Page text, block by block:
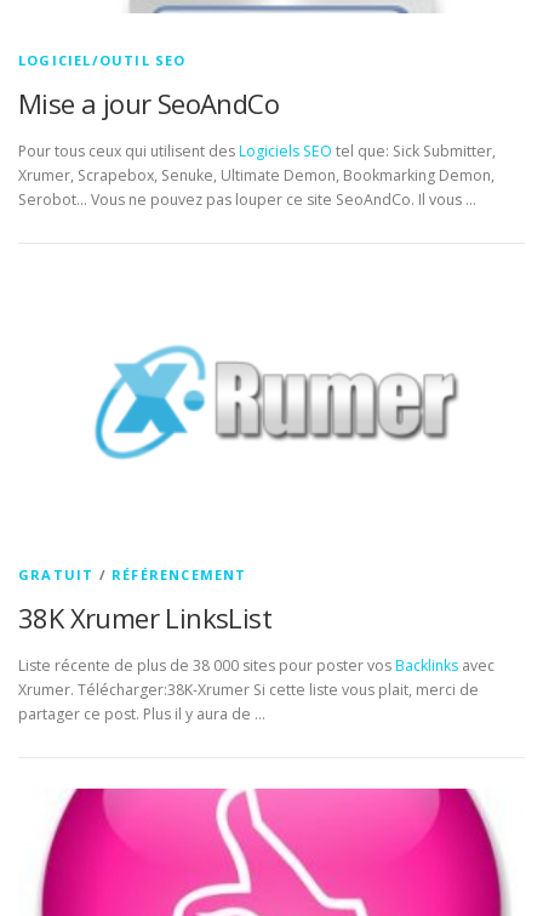
LOGICIEL/OUTIL SEO
Mise a jour SeoAndCo
Pour tous ceux qui utilisent desLogiciels SEO tel que: Sick Submitter,
Xrumer, Scrapebox, Senuke, Ultimate Demon, Bookmarking Demon,
Serobot… Vous ne pouvez pas louper ce site SeoAndCo. Il vous …
GRATUIT / RÉFÉRENCEMENT
38K Xrumer LinksList
Liste récente de plus de 38 000 sites pour poster vosBacklinks avec
Xrumer. Télécharger:38K-Xrumer Si cette liste vous plait, merci de
partager ce post. Plus il y aura de …